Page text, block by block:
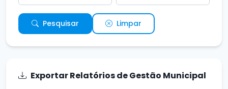
Pesquisar Limpar
Exportar Relatórios de Gestão Municipal